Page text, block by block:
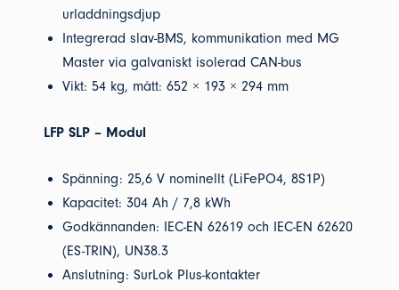
urladdningsdjup
Integrerad slav-BMS, kommunikation med MG
Master via galvaniskt isolerad CAN-bus
Vikt: 54 kg, mått: 652 × 193 × 294 mm
LFP SLP – Modul
Spänning: 25,6 V nominellt (LiFePO4, 8S1P)
Kapacitet: 304 Ah / 7,8 kWh
Godkännanden: IEC-EN 62619 och IEC-EN 62620
(ES-TRIN), UN38.3
Anslutning: SurLok Plus-kontakter